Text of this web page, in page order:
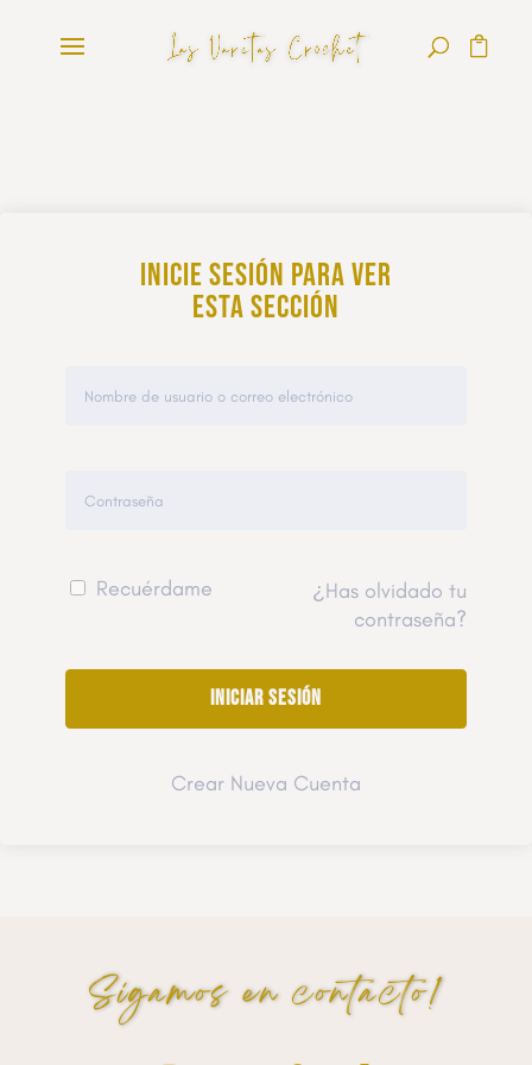
Inicie sesión para ver
esta sección
Recuérdame
¿Has olvidado tu
contraseña?
Crear Nueva Cuenta
Sigamos en contacto!